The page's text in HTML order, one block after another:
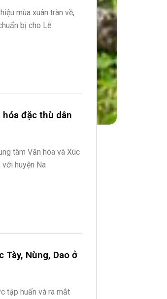
mùa xuân tràn về,
bị cho Lễ
đặc thù dân
tâm Văn hóa và Xúc
huyện Na
Tày, Nùng, Dao ở
tập huấn và ra mắt